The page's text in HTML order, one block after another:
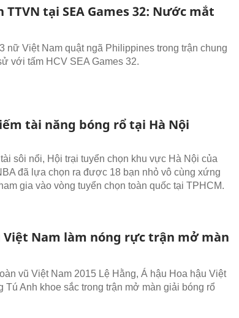
tại SEA Games 32: Nước mắt
nữ Việt Nam quật ngã Philippines trong trận chung
với tấm HCV SEA Games 32.
tài năng bóng rổ tại Hà Nội
sôi nổi, Hội trại tuyển chọn khu vực Hà Nội của
đã lựa chọn ra được 18 bạn nhỏ vô cùng xứng
gia vào vòng tuyển chọn toàn quốc tại TPHCM.
Việt Nam làm nóng rực trận mở màn
vũ Việt Nam 2015 Lệ Hằng, Á hậu Hoa hậu Việt
Tú Anh khoe sắc trong trận mở màn giải bóng rổ